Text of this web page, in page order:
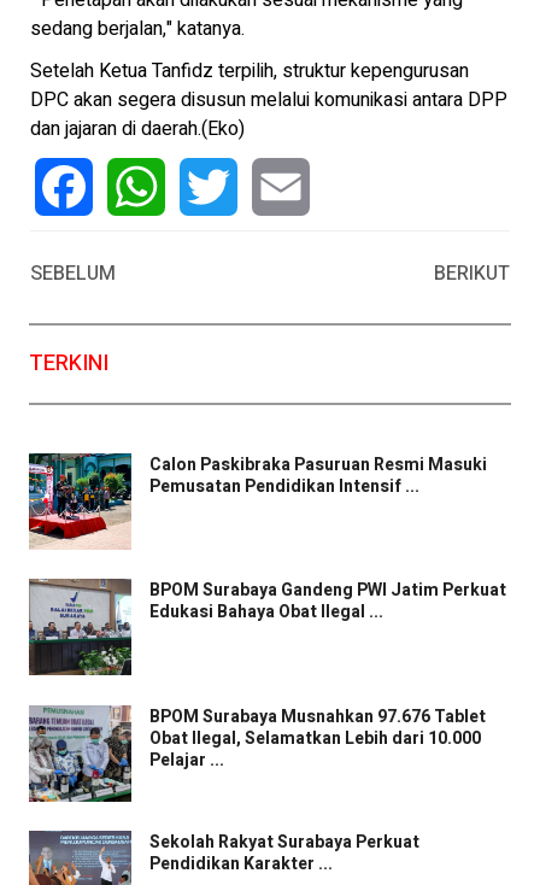
sedang berjalan," katanya.
Setelah Ketua Tanfidz terpilih, struktur kepengurusan
DPC akan segera disusun melalui komunikasi antara DPP
dan jajaran di daerah.(Eko)
SEBELUM
BERIKUT
TERKINI
Calon Paskibraka Pasuruan Resmi Masuki
Pemusatan Pendidikan Intensif ...
BPOM Surabaya Gandeng PWI Jatim Perkuat
Edukasi Bahaya Obat Ilegal ...
BPOM Surabaya Musnahkan 97.676 Tablet
Obat Ilegal, Selamatkan Lebih dari 10.000
Pelajar ...
Sekolah Rakyat Surabaya Perkuat
Pendidikan Karakter ...